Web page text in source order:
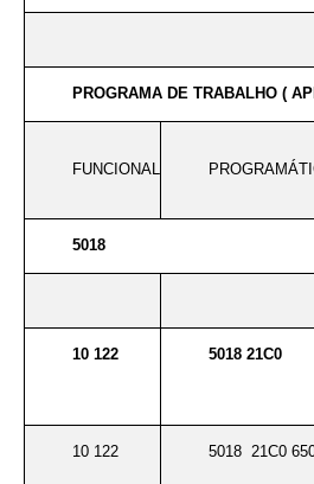
PROGRAMA DE TRABALHO (
FUNCIONAL
5018
10 122 5018 21C0
10 122 5018 21C0